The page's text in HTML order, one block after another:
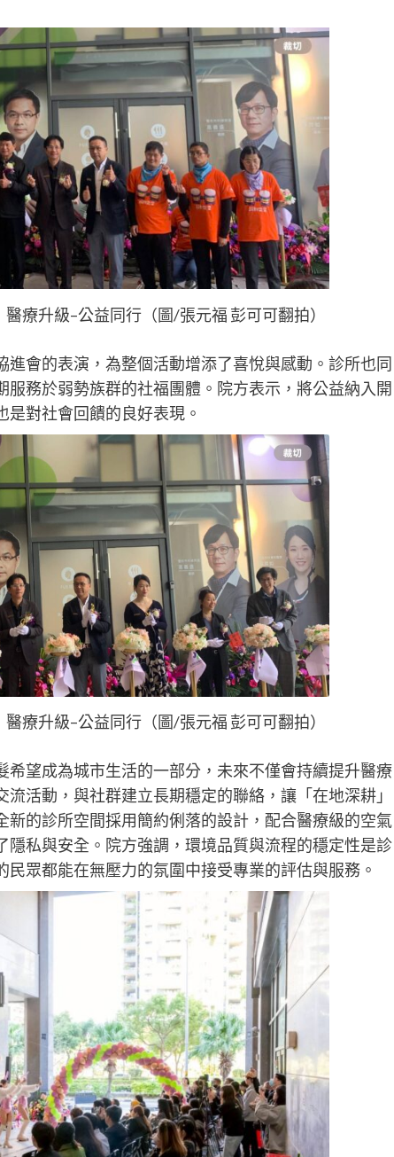
療升級–公益同行（圖/張元福 彭可可翻拍）
會的表演，為整個活動增添了喜悅與感動。診所也同
務於弱勢族群的社福團體。院方表示，將公益納入開
對社會回饋的良好表現。
療升級–公益同行（圖/張元福 彭可可翻拍）
望成為城市生活的一部分，未來不僅會持續提升醫療
活動，與社群建立長期穩定的聯絡，讓「在地深耕」
的診所空間採用簡約俐落的設計，配合醫療級的空氣
私與安全。院方強調，環境品質與流程的穩定性是診
眾都能在無壓力的氛圍中接受專業的評估與服務。